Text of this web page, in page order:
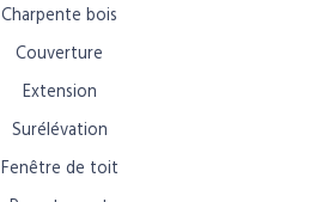
Charpente bois
Couverture
Extension
Surélévation
Fenêtre de toit